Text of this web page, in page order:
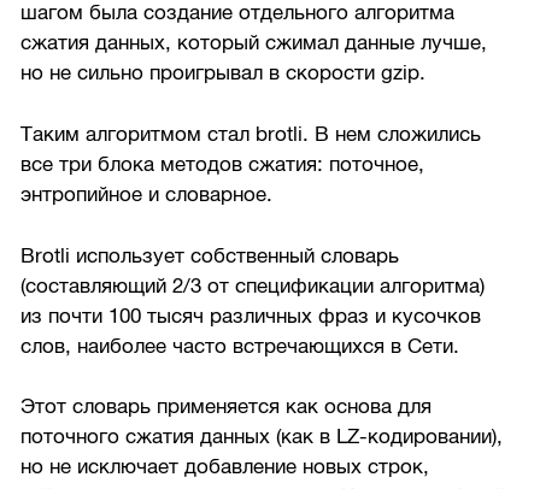
шагом была создание отдельного алгоритма
сжатия данных, который сжимал данные лучше,
но не сильно проигрывал в скорости gzip.
Таким алгоритмом стал brotli. В нем сложились
все три блока методов сжатия: поточное,
энтропийное и словарное.
Brotli использует собственный словарь
(составляющий 2/3 от спецификации алгоритма)
из почти 100 тысяч различных фраз и кусочков
слов, наиболее часто встречающихся в Сети.
Этот словарь применяется как основа для
поточного сжатия данных (как в LZ-кодировании),
но не исключает добавление новых строк,